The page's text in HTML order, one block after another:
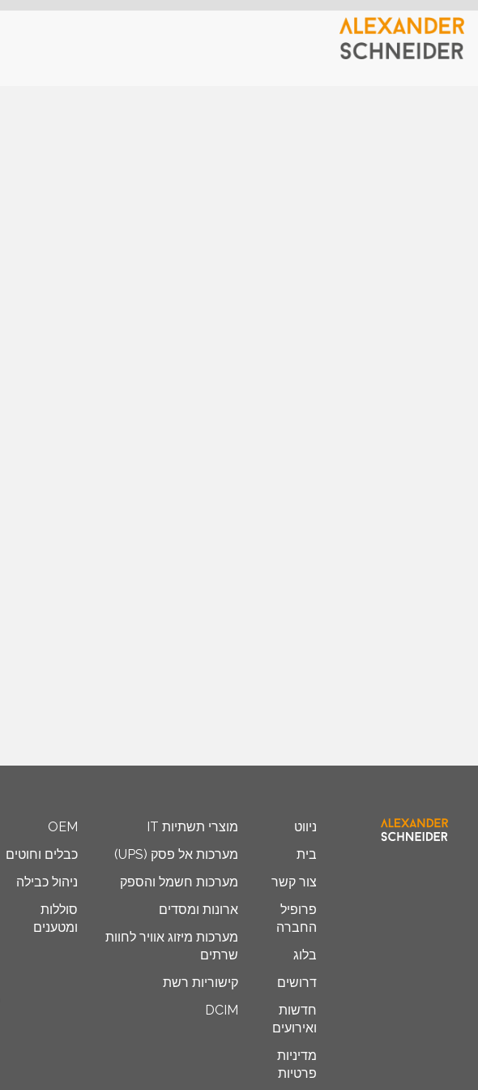
דף הבית תכנית המשכיות עסקית
ניווט
בית
צור קשר
פרופיל
החברה
בלוג
דרושים
חדשות
ואירועים
מדיניות
פרטיות
מוצרי תשתיות IT
מערכות אל פסק (UPS)
מערכות חשמל והספק
ארונות ומסדים
מערכות מיזוג אוויר לחוות
שרתים
קישוריות רשת
DCIM
OEM
כבלים וחוטים
ניהול כבילה
סוללות
ומטענים